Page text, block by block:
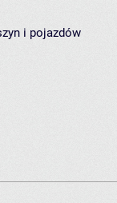
i pojazdów